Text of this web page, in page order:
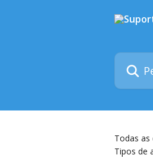
Todas as
Tipos de